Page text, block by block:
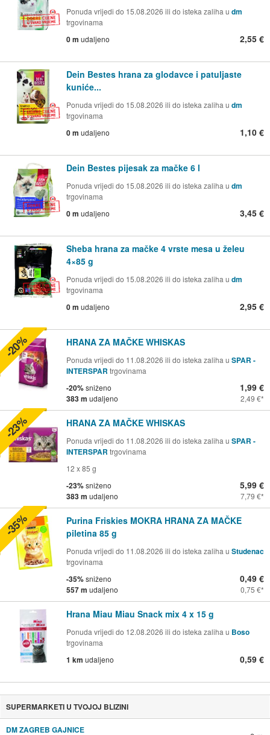
Ponuda vrijedi do 15.08.2026 ili do isteka zaliha u dm
trgovinama
0 m udaljeno 2,55 €
Dein Bestes hrana za glodavce i patuljaste
kuniće...
Ponuda vrijedi do 15.08.2026 ili do isteka zaliha u dm
trgovinama
0 m udaljeno 1,10 €
Dein Bestes pijesak za mačke 6 l
Ponuda vrijedi do 15.08.2026 ili do isteka zaliha u dm
trgovinama
0 m udaljeno 3,45 €
Sheba hrana za mačke 4 vrste mesa u želeu
4×85 g
Ponuda vrijedi do 15.08.2026 ili do isteka zaliha u dm
trgovinama
0 m udaljeno 2,95 €
HRANA ZA MAČKE WHISKAS
Ponuda vrijedi do 11.08.2026 ili do isteka zaliha u SPAR -
INTERSPAR trgovinama
-20%sniženo
383 m udaljeno
1,99 €
2,49 €
-20%
HRANA ZA MAČKE WHISKAS
Ponuda vrijedi do 11.08.2026 ili do isteka zaliha u SPAR -
INTERSPAR trgovinama
12 x 85 g
-23%sniženo
383 m udaljeno
5,99 €
7,79 €
-23%
Purina Friskies MOKRA HRANA ZA MAČKE
piletina 85 g
Ponuda vrijedi do 11.08.2026 ili do isteka zaliha u Studenac
trgovinama
-35%sniženo
557 m udaljeno
0,49 €
0,75 €
-35%
Hrana Miau Miau Snack mix 4 x 15 g
Ponuda vrijedi do 12.08.2026 ili do isteka zaliha u Boso
trgovinama
1 km udaljeno 0,59 €
SUPERMARKETI U TVOJOJ BLIZINI
DM ZAGREB GAJNICE